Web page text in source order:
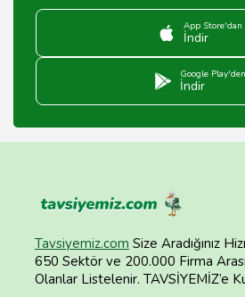
App Store'dan
İndir
Google Play'den
İndir
Tavsiyemiz.com Size Aradığınız
650 Sektör ve 200.000 Firma
Olanlar Listelenir. TAVSİYEMİZ’e